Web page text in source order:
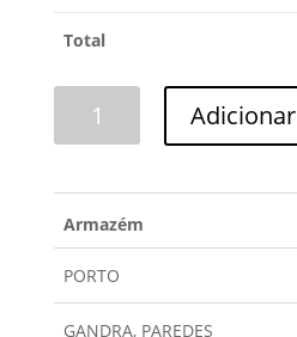
Total
Adicionar
Armazém
PORTO
GANDRA, PAREDES